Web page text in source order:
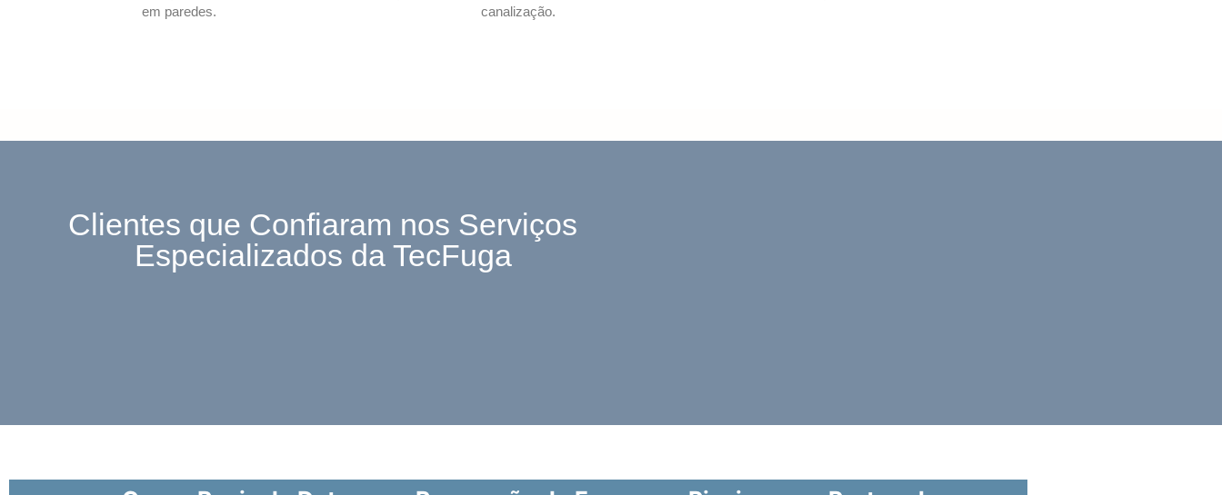
em paredes.
canalização.
Clientes que Confiaram nos Serviços
Especializados da TecFuga